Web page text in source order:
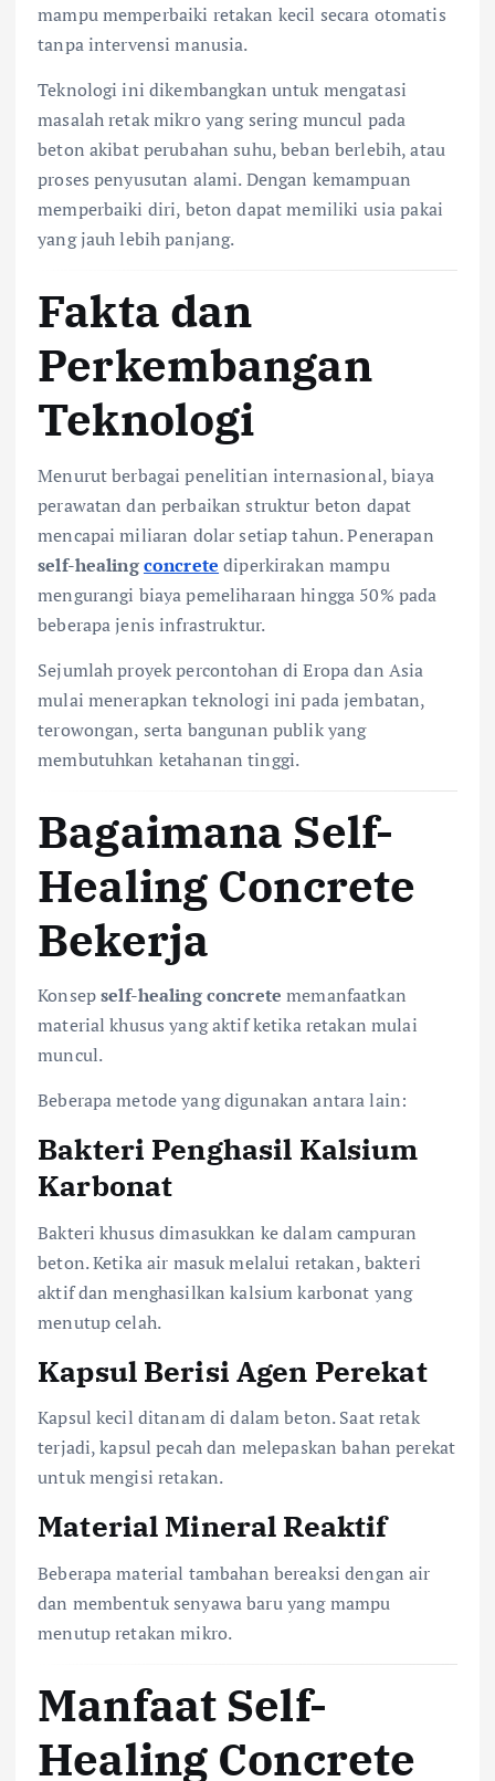
mampu memperbaiki retakan kecil secara otomatis
tanpa intervensi manusia.
Teknologi ini dikembangkan untuk mengatasi
masalah retak mikro yang sering muncul pada
beton akibat perubahan suhu, beban berlebih, atau
proses penyusutan alami. Dengan kemampuan
memperbaiki diri, beton dapat memiliki usia pakai
yang jauh lebih panjang.
Fakta dan
Perkembangan
Teknologi
Menurut berbagai penelitian internasional, biaya
perawatan dan perbaikan struktur beton dapat
mencapai miliaran dolar setiap tahun. Penerapan
self-healingconcrete diperkirakan mampu
mengurangi biaya pemeliharaan hingga 50% pada
beberapa jenis infrastruktur.
Sejumlah proyek percontohan di Eropa dan Asia
mulai menerapkan teknologi ini pada jembatan,
terowongan, serta bangunan publik yang
membutuhkan ketahanan tinggi.
Bagaimana Self-
Healing Concrete
Bekerja
Konsepself-healing concrete memanfaatkan
material khusus yang aktif ketika retakan mulai
muncul.
Beberapa metode yang digunakan antara lain:
Bakteri Penghasil Kalsium
Karbonat
Bakteri khusus dimasukkan ke dalam campuran
beton. Ketika air masuk melalui retakan, bakteri
aktif dan menghasilkan kalsium karbonat yang
menutup celah.
Kapsul Berisi Agen Perekat
Kapsul kecil ditanam di dalam beton. Saat retak
terjadi, kapsul pecah dan melepaskan bahan perekat
untuk mengisi retakan.
Material Mineral Reaktif
Beberapa material tambahan bereaksi dengan air
dan membentuk senyawa baru yang mampu
menutup retakan mikro.
Manfaat Self-
Healing Concrete